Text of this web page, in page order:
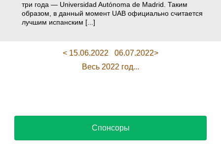
три года — Universidad Autónoma de Madrid. Таким
образом, в данный момент UAB официально считается
лучшим испанским [...]
< 15.06.2022
06.07.2022>
Весь 2022 год...
Спонсоры